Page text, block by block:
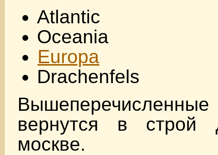
Atlantic
Oceania
Europa
Drachenfels
вернутся в
москве.